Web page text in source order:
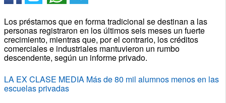
Los préstamos que en forma tradicional se destinan a las
personas registraron en los últimos seis meses un fuerte
crecimiento, mientras que, por el contrario, los créditos
comerciales e industriales mantuvieron un rumbo
descendente, según un informe privado.
LA EX CLASE MEDIA Más de 80 mil alumnos menos en las
escuelas privadas